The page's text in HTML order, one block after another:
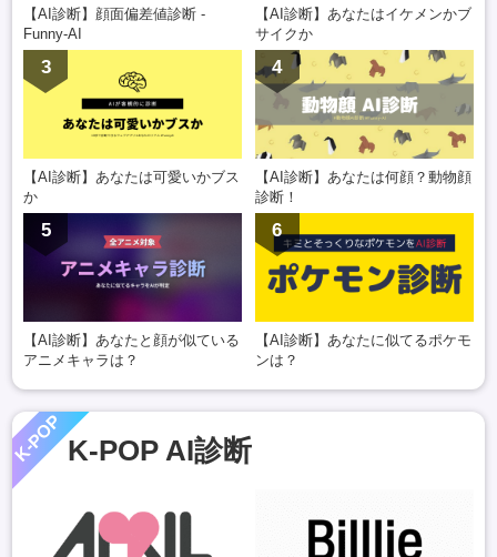
【AI診断】顔面偏差値診断 -
Funny-AI
【AI診断】あなたはイケメンかブ
サイクか
3
【AI診断】あなたは可愛いかブス
か
4
【AI診断】あなたは何顔？動物顔
診断！
5
【AI診断】あなたと顔が似ている
アニメキャラは？
6
【AI診断】あなたに似てるポケモ
ンは？
K-POPK-POP AI診断